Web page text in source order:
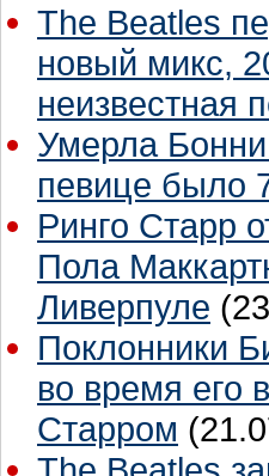
The Beatles
новый микс,
неизвестная
Умерла
певице было
Ринго Старр
Пола
Ливерпуле
Поклонники
во время его
Старром